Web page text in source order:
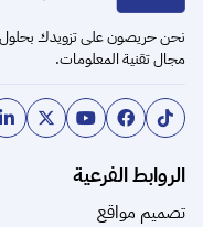
نحن حريصون على تزويدك بحلول
مجال تقنية المعلومات.
الروابط الفرعية
تصميم مواقع